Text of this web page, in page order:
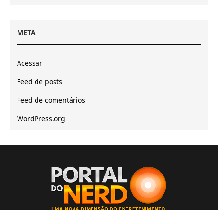
META
Acessar
Feed de posts
Feed de comentários
WordPress.org